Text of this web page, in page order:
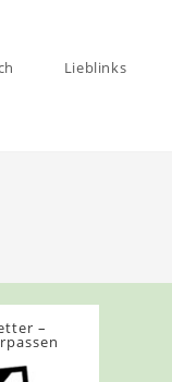
Lieblinks
–